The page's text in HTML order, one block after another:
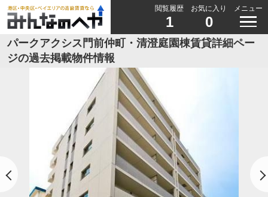
閲覧履歴
1
お気に入り
0
メニュー
パークアクシス門前仲町・清澄庭園棟賃貸詳細ペー
ジの過去掲載物件情報